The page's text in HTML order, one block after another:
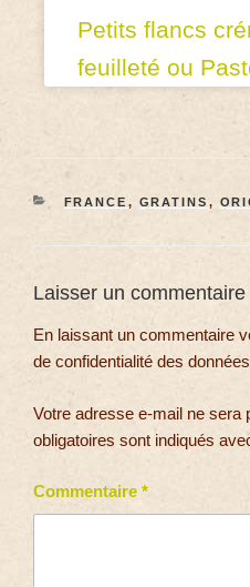
Petits flancs
feuilleté ou
FRANCE , GRATINS ,
Laisser un commentaire
En laissant un commentaire
de confidentialité des
Votre adresse e-mail ne sera
obligatoires sont indiqués
Commentaire *